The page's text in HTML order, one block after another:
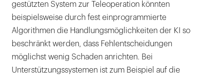
gestützten System zur Teleoperation könnten
beispielsweise durch fest einprogrammierte
Algorithmen die Handlungsmöglichkeiten der KI so
beschränkt werden, dass Fehlentscheidungen
möglichst wenig Schaden anrichten. Bei
Unterstützungssystemen ist zum Beispiel auf die